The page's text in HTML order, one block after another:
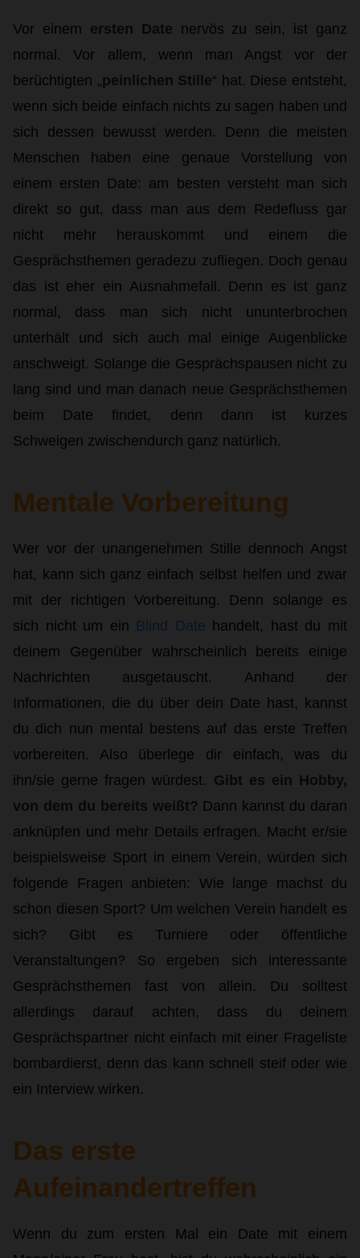
Vor einem ersten Date nervös zu sein, ist ganz
normal. Vor allem, wenn man Angst vor der
berüchtigten „peinlichen Stille“ hat. Diese entsteht,
wenn sich beide einfach nichts zu sagen haben und
sich dessen bewusst werden. Denn die meisten
Menschen haben eine genaue Vorstellung von
einem ersten Date: am besten versteht man sich
direkt so gut, dass man aus dem Redefluss gar
nicht mehr herauskommt und einem die
Gesprächsthemen geradezu zufliegen. Doch genau
das ist eher ein Ausnahmefall. Denn es ist ganz
normal, dass man sich nicht ununterbrochen
unterhält und sich auch mal einige Augenblicke
anschweigt. Solange die Gesprächspausen nicht zu
lang sind und man danach neue Gesprächsthemen
beim Date findet, denn dann ist kurzes
Schweigen zwischendurch ganz natürlich.
Mentale Vorbereitung
Wer vor der unangenehmen Stille dennoch Angst
hat, kann sich ganz einfach selbst helfen und zwar
mit der richtigen Vorbereitung. Denn solange es
sich nicht um ein Blind Date handelt, hast du mit
deinem Gegenüber wahrscheinlich bereits einige
Nachrichten ausgetauscht. Anhand der
Informationen, die du über dein Date hast, kannst
du dich nun mental bestens auf das erste Treffen
vorbereiten. Also überlege dir einfach, was du
ihn/sie gerne fragen würdest. Gibt es ein Hobby,
von dem du bereits weißt? Dann kannst du daran
anknüpfen und mehr Details erfragen. Macht er/sie
beispielsweise Sport in einem Verein, würden sich
folgende Fragen anbieten: Wie lange machst du
schon diesen Sport? Um welchen Verein handelt es
sich? Gibt es Turniere oder öffentliche
Veranstaltungen? So ergeben sich interessante
Gesprächsthemen fast von allein. Du solltest
allerdings darauf achten, dass du deinem
Gesprächspartner nicht einfach mit einer Frageliste
bombardierst, denn das kann schnell steif oder wie
ein Interview wirken.
Das erste
Aufeinandertreffen
Wenn du zum ersten Mal ein Date mit einem